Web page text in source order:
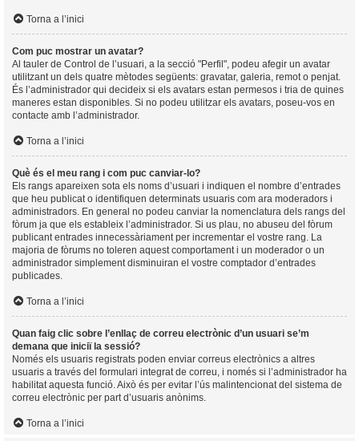
Torna a l’inici
Com puc mostrar un avatar?
Al tauler de Control de l’usuari, a la secció "Perfil", podeu afegir un avatar
utilitzant un dels quatre mètodes següents: gravatar, galeria, remot o penjat.
És l’administrador qui decideix si els avatars estan permesos i tria de quines
maneres estan disponibles. Si no podeu utilitzar els avatars, poseu-vos en
contacte amb l’administrador.
Torna a l’inici
Què és el meu rang i com puc canviar-lo?
Els rangs apareixen sota els noms d’usuari i indiquen el nombre d’entrades
que heu publicat o identifiquen determinats usuaris com ara moderadors i
administradors. En general no podeu canviar la nomenclatura dels rangs del
fòrum ja que els estableix l’administrador. Si us plau, no abuseu del fòrum
publicant entrades innecessàriament per incrementar el vostre rang. La
majoria de fòrums no toleren aquest comportament i un moderador o un
administrador simplement disminuiran el vostre comptador d’entrades
publicades.
Torna a l’inici
Quan faig clic sobre l’enllaç de correu electrònic d’un usuari se’m
demana que iniciï la sessió?
Només els usuaris registrats poden enviar correus electrònics a altres
usuaris a través del formulari integrat de correu, i només si l’administrador ha
habilitat aquesta funció. Això és per evitar l’ús malintencionat del sistema de
correu electrònic per part d’usuaris anònims.
Torna a l’inici